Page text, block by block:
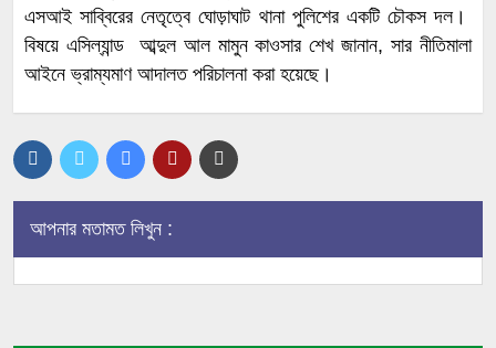
এসআই সাব্বিরের নেতৃত্বে ঘোড়াঘাট থানা পুলিশের একটি চৌকস দল।
বিষয়ে এসিল্যান্ড আব্দুল আল মামুন কাওসার শেখ জানান, সার নীতিমালা
আইনে ভ্রাম্যমাণ আদালত পরিচালনা করা হয়েছে।
আপনার মতামত লিখুন :